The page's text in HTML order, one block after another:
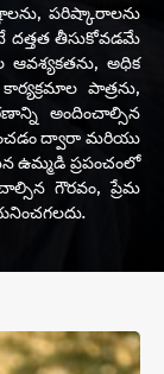
పరిష్కారాలను
దత్తత తీసుకోవడమే
అధిక
పాత్రను,
అందించాల్సిన
ద్వారా మరియు
ఉమ్మడి ప్రపంచంలో
గౌరవం, ప్రేమ